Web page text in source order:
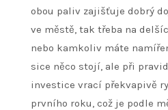
obou paliv zajišťuje dobrý
ve městě, tak třeba na
nebo kamkoliv máte
sice něco stojí, ale při
investice vrací překvapivě
prvního roku, což je podle